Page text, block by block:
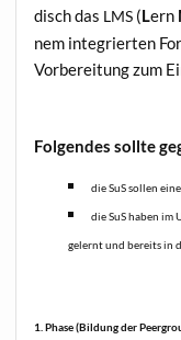
disch das LMS (Lern
nem inte­grier­ten
Vor­be­rei­tung zum
Fol­gen­des soll­te
die SuS sol­len
die SuS haben im
gelernt und bereits in
1. Pha­se (Bil­dung der